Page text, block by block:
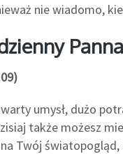
nie wiadomo,
Panna
umysł, dużo
także możesz
na Twój